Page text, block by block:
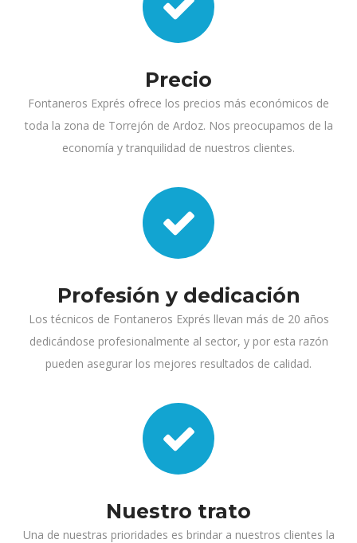
Precio
Fontaneros Exprés ofrece los precios más económicos de
toda la zona de Torrejón de Ardoz. Nos preocupamos de la
economía y tranquilidad de nuestros clientes.
Profesión y dedicación
Los técnicos de Fontaneros Exprés llevan más de 20 años
dedicándose profesionalmente al sector, y por esta razón
pueden asegurar los mejores resultados de calidad.
Nuestro trato
Una de nuestras prioridades es brindar a nuestros clientes la